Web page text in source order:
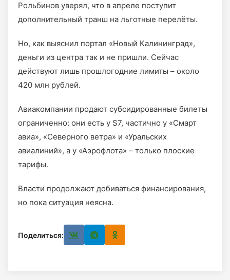
Рольбинов уверял, что в апреле поступит
дополнительный транш на льготные перелёты.
Но, как выяснил портал «Новый Калининград»,
деньги из центра так и не пришли. Сейчас
действуют лишь прошлогодние лимиты – около
420 млн рублей.
Авиакомпании продают субсидированные билеты
ограниченно: они есть у S7, частично у «Смарт
авиа», «Северного ветра» и «Уральских
авиалиний», а у «Аэрофлота» – только плоские
тарифы.
Власти продолжают добиваться финансирования,
но пока ситуация неясна.
Поделиться: